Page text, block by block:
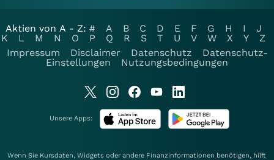
Aktien von A - Z: # A B C D E F G H I
J
K
L M N O P Q R S T U V W X Y
Z
Impressum
Disclaimer Datenschutz
Datenschutz-
Einstellungen
Nutzungsbedingungen
Unsere Apps:
Wenn Sie Kursdaten, Widgets oder andere Finanzinformationen benötigen, hilft